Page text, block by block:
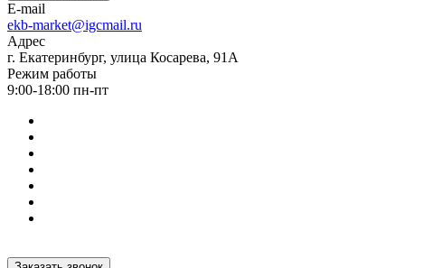
E-mail
ekb-market@igcmail.ru
Адрес
г. Екатеринбург, улица Косарева, 91А
Режим работы
9:00-18:00 пн-пт